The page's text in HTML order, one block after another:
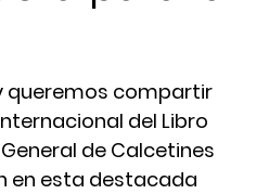
queremos compartir
del Libro
General de Calcetines
en esta destacada